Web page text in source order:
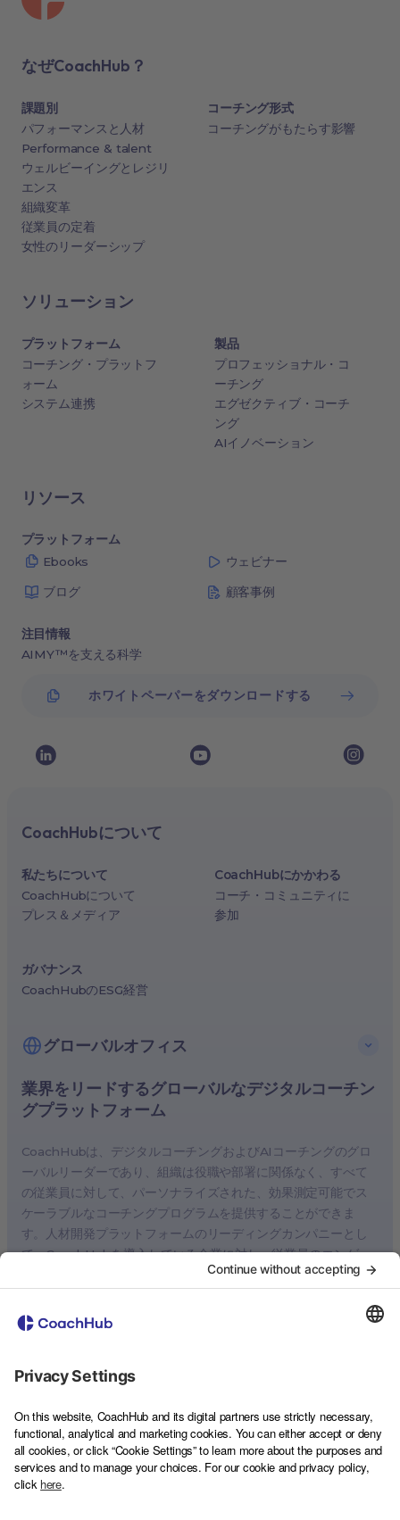
なぜCoachHub？
課題別
パフォーマンスと人材
Performance & talent
ウェルビーイングとレジリ
エンス
組織変革
従業員の定着
女性のリーダーシップ
コーチング形式
コーチングがもたらす影響
ソリューション
プラットフォーム
コーチング・プラットフ
ォーム
システム連携
製品
プロフェッショナル・コ
ーチング
エグゼクティブ・コーチ
ング
AIイノベーション
リソース
プラットフォーム
Ebooks
ウェビナー
ブログ 顧客事例
注目情報
AIMY™を支える科学
ホワイトペーパーをダウンロードする
業界をリードするグローバルなデジタルコーチン
グプラットフォーム
CoachHubは、デジタルコーチングおよびAIコーチングのグロ
ーバルリーダーであり、組織は役職や部署に関係なく、すべて
の従業員に対して、パーソナライズされた、効果測定可能でス
ケーラブルなコーチングプログラムを提供することができま
す。人材開発プラットフォームのリーディングカンパニーとし
て、CoachHubを導入している企業に対し、従業員のエンゲー
ジメント向上、生産性の向上、パフォーマンスの改善、定着率
ーチングの開発・導入とともに、世界6大陸90カ国に3,500人以
に導入されているCoachHubの最先端のデジタルおよびAIコー
AIの見識、イノベーションラボの開発に基づいています。
CoachHubは、Sofina、SoftBank Vision Fund 2、Molten
Ventures、Speedinvest、HV Capital、Partech、HSBC
Innovation Bankingなどの業界最先端のテクノロジー投資家の
CoachHubについて
私たちについて
CoachHubについて
プレス＆メディア
CoachHubにかかわる
コーチ・コミュニティに
参加
ガバナンス
CoachHubのESG経営
グローバルオフィス
米国、ニューヨーク
ドイツ、ベルリン
英国、ロンドン
フランス、パリ
オーストラリア、メルボルン
オランダ、アムステルダム
スウェーデン、ストックホルム
デンマーク、コペンハーゲン
ポルトガル、リスボン
東京、日本
ケープタウン、南アフリカ